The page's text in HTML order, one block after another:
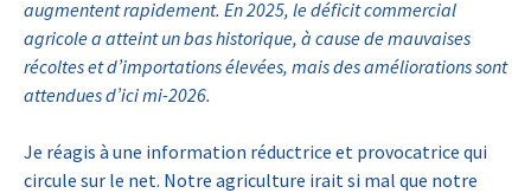
augmentent rapidement. En 2025, le déficit commercial
agricole a atteint un bas historique, à cause de mauvaises
récoltes et d’importations élevées, mais des améliorations sont
attendues d’ici mi-2026.
Je réagis à une information réductrice et provocatrice qui
circule sur le net. Notre agriculture irait si mal que notre